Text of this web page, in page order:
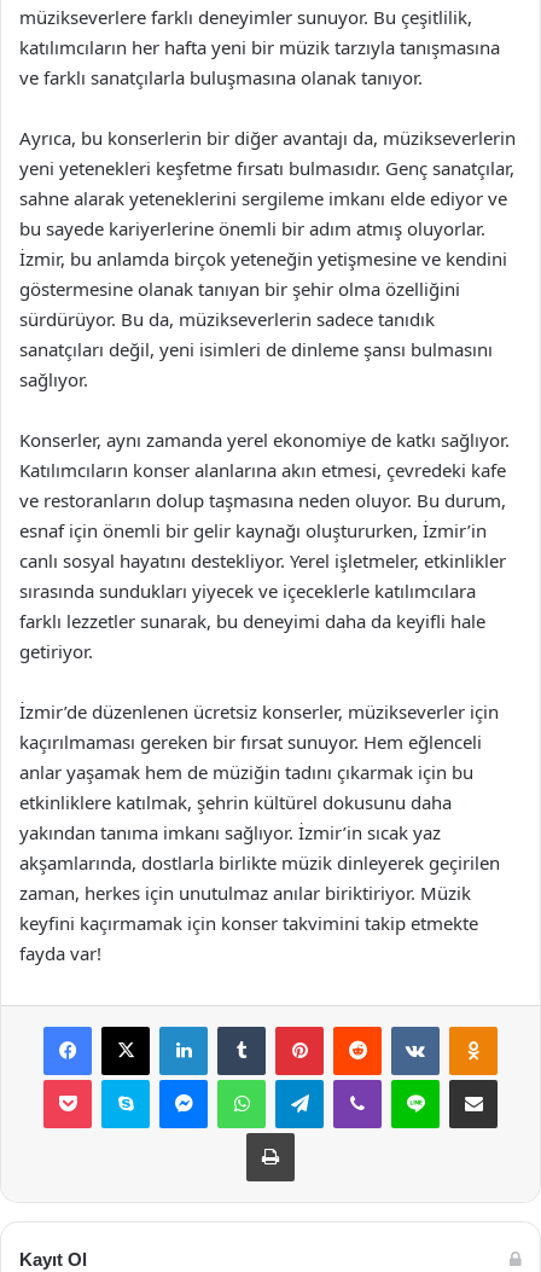
müzikseverlere farklı deneyimler sunuyor. Bu çeşitlilik,
katılımcıların her hafta yeni bir müzik tarzıyla tanışmasına
ve farklı sanatçılarla buluşmasına olanak tanıyor.
Ayrıca, bu konserlerin bir diğer avantajı da, müzikseverlerin
yeni yetenekleri keşfetme fırsatı bulmasıdır. Genç sanatçılar,
sahne alarak yeteneklerini sergileme imkanı elde ediyor ve
bu sayede kariyerlerine önemli bir adım atmış oluyorlar.
İzmir, bu anlamda birçok yeteneğin yetişmesine ve kendini
göstermesine olanak tanıyan bir şehir olma özelliğini
sürdürüyor. Bu da, müzikseverlerin sadece tanıdık
sanatçıları değil, yeni isimleri de dinleme şansı bulmasını
sağlıyor.
Konserler, aynı zamanda yerel ekonomiye de katkı sağlıyor.
Katılımcıların konser alanlarına akın etmesi, çevredeki kafe
ve restoranların dolup taşmasına neden oluyor. Bu durum,
esnaf için önemli bir gelir kaynağı oluştururken, İzmir’in
canlı sosyal hayatını destekliyor. Yerel işletmeler, etkinlikler
sırasında sundukları yiyecek ve içeceklerle katılımcılara
farklı lezzetler sunarak, bu deneyimi daha da keyifli hale
getiriyor.
İzmir’de düzenlenen ücretsiz konserler, müzikseverler için
kaçırılmaması gereken bir fırsat sunuyor. Hem eğlenceli
anlar yaşamak hem de müziğin tadını çıkarmak için bu
etkinliklere katılmak, şehrin kültürel dokusunu daha
yakından tanıma imkanı sağlıyor. İzmir’in sıcak yaz
akşamlarında, dostlarla birlikte müzik dinleyerek geçirilen
zaman, herkes için unutulmaz anılar biriktiriyor. Müzik
keyfini kaçırmamak için konser takvimini takip etmekte
fayda var!
Facebook
X LinkedInTumblr PinterestReddit VKontakte
Pocket Skype MessengerWhatsAppTelegramViber Line E-Posta ile
Yazdır
Kayıt Ol